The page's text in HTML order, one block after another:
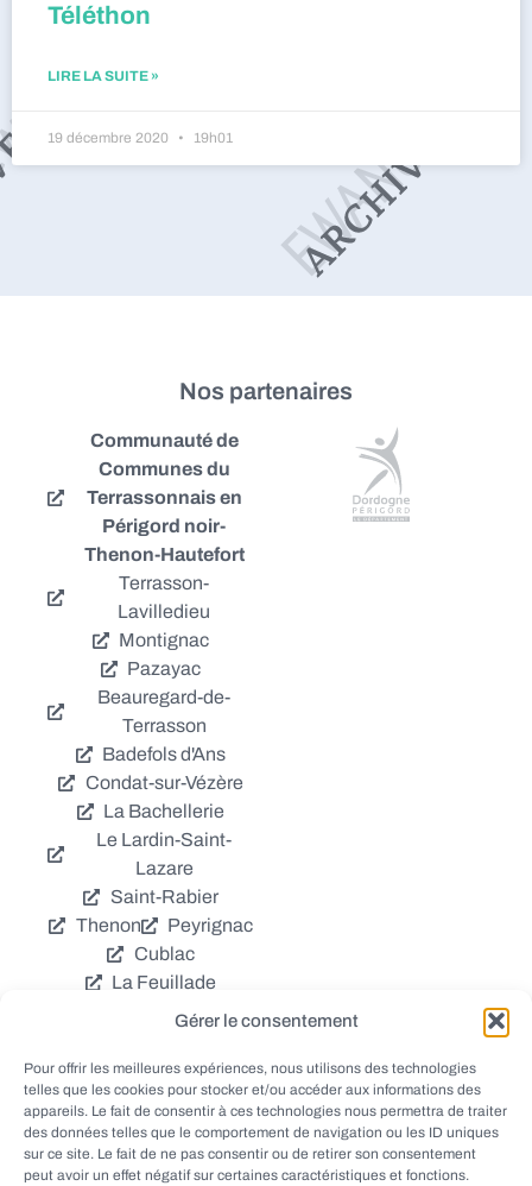
Gérer le consentement
Pour offrir les meilleures expériences, nous utilisons des technologies
telles que les cookies pour stocker et/ou accéder aux informations des
appareils. Le fait de consentir à ces technologies nous permettra de traiter
des données telles que le comportement de navigation ou les ID uniques
sur ce site. Le fait de ne pas consentir ou de retirer son consentement
peut avoir un effet négatif sur certaines caractéristiques et fonctions.
Téléthon
LIRE LA SUITE »
19 décembre 2020 19h01
Nos partenaires
Communauté de
Communes du
Terrassonnais en
Périgord noir-
Thenon-Hautefort
Terrasson-
Lavilledieu
Montignac
Pazayac
Beauregard-de-
Terrasson
Badefols d'Ans
Condat-sur-Vézère
La Bachellerie
Le Lardin-Saint-
Lazare
Saint-Rabier
Thenon
Peyrignac
Cublac
La Feuillade
Chavagnac
Coly
Grèzes
Aubas
Villac
Azerat
Ladornac
Tourtoirac